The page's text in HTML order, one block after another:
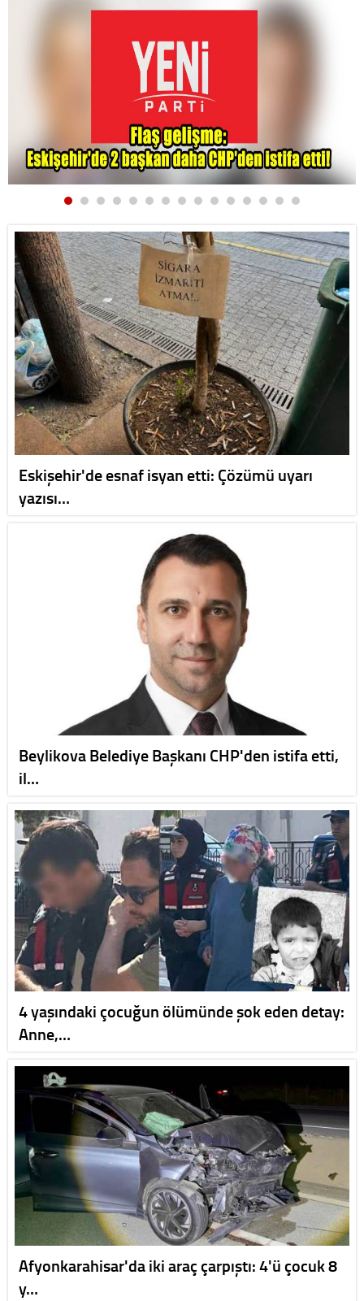
Eskişehir'de esnaf isyan etti: Çözümü uyarı
yazısı…
Beylikova Belediye Başkanı CHP'den istifa etti,
il…
4 yaşındaki çocuğun ölümünde şok eden detay:
Anne,…
Afyonkarahisar'da iki araç çarpıştı: 4'ü çocuk 8
y…